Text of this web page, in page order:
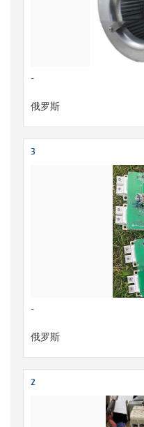
-
俄罗斯
3
-
俄罗斯
2